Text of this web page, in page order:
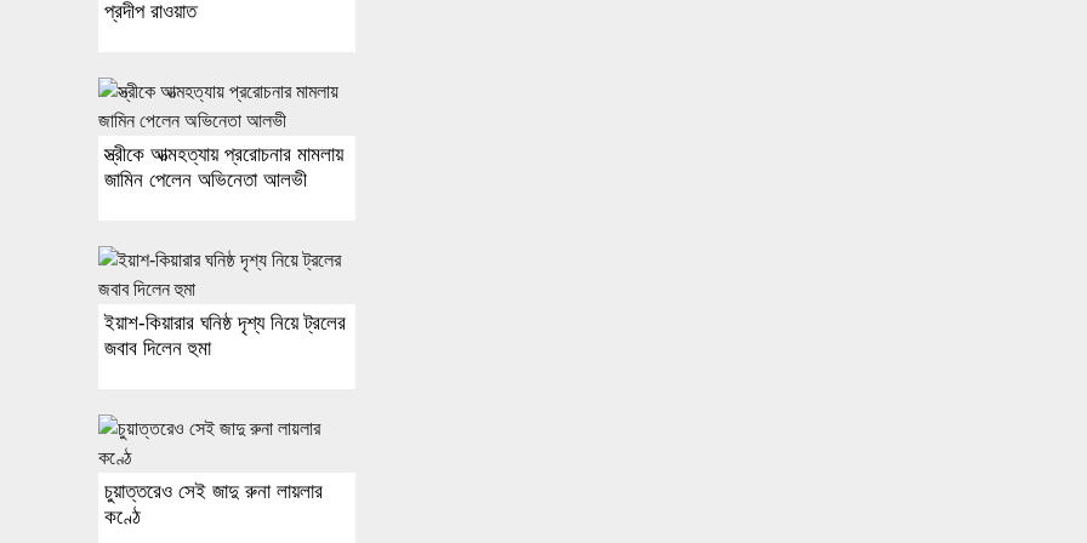
প্রদীপ রাওয়াত
স্ত্রীকে আত্মহত্যায় প্ররোচনার মামলায়
জামিন পেলেন অভিনেতা আলভী
ইয়াশ-কিয়ারার ঘনিষ্ঠ দৃশ্য নিয়ে ট্রলের
জবাব দিলেন হুমা
চুয়াত্তরেও সেই জাদু রুনা লায়লার
কণ্ঠে